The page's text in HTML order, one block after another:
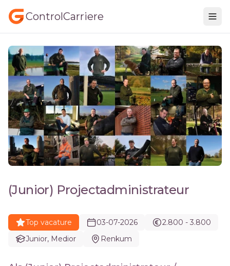
ControlCarriere
(Junior) Projectadministrateur
Top vacature 03-07-2026
2.800 - 3.800
Junior, Medior
Renkum